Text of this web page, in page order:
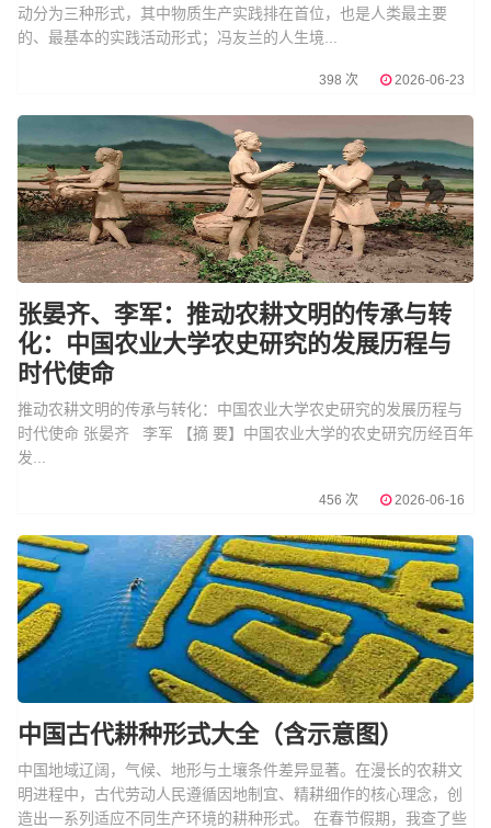
动分为三种形式，其中物质生产实践排在首位，也是人类最主要
的、最基本的实践活动形式；冯友兰的人生境...
398 次 2026-06-23
张晏齐、李军：推动农耕文明的传承与转
化：中国农业大学农史研究的发展历程与
时代使命
推动农耕文明的传承与转化：中国农业大学农史研究的发展历程与
时代使命 张晏齐 李军 【摘 要】中国农业大学的农史研究历经百年
发...
456 次 2026-06-16
中国古代耕种形式大全（含示意图）
中国地域辽阔，气候、地形与土壤条件差异显著。在漫长的农耕文
明进程中，古代劳动人民遵循因地制宜、精耕细作的核心理念，创
造出一系列适应不同生产环境的耕种形式。 在春节假期，我查了些